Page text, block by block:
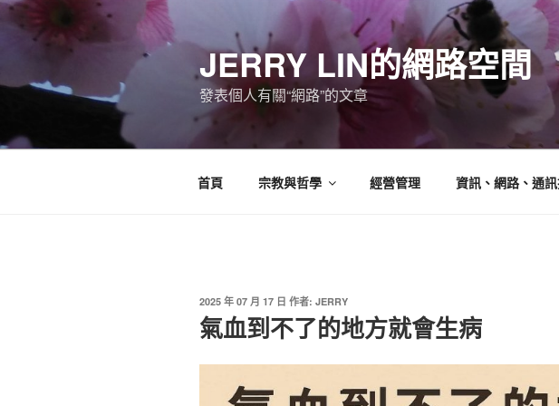
跳
JERRY LIN的網路空間
發表個人有關“網路”的文章
首頁 宗教與哲學 經營管理 資訊、網路、通
發
佈
於
2025 年 07 月 17 日 作者: JERRY
氣血到不了的地方就會生病